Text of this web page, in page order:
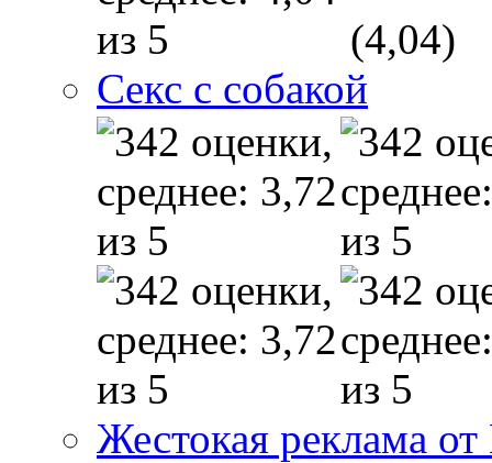
(4,04)
Секс с собакой
Жестокая реклама